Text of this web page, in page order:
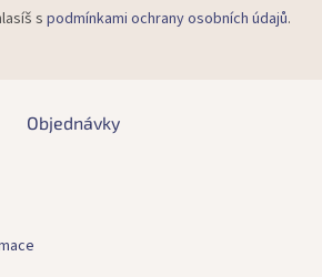
s podmínkami ochrany osobních údajů.
Objednávky